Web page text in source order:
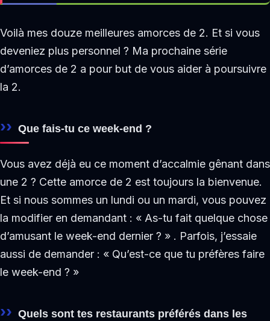
Voilà mes douze meilleures amorces de 2. Et si vous
deveniez plus personnel ? Ma prochaine série
d’amorces de 2 a pour but de vous aider à poursuivre
la 2.
Que fais-tu ce week-end ?
Vous avez déjà eu ce moment d’accalmie gênant dans
une 2 ? Cette amorce de 2 est toujours la bienvenue.
Et si nous sommes un lundi ou un mardi, vous pouvez
la modifier en demandant : « As-tu fait quelque chose
d’amusant le week-end dernier ? » . Parfois, j’essaie
aussi de demander : « Qu’est-ce que tu préfères faire
le week-end ? »
Quels sont tes restaurants préférés dans les